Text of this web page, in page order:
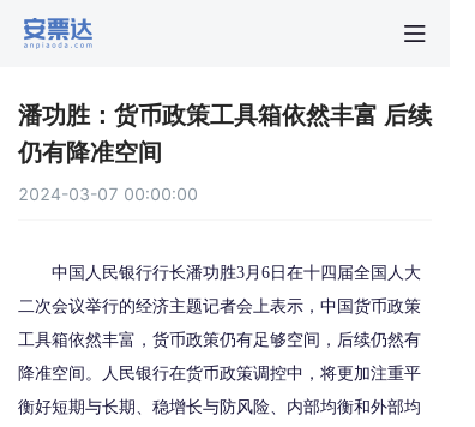
潘功胜：货币政策工具箱依然丰富 后续
仍有降准空间
2024-03-07 00:00:00
中国人民银行行长潘功胜3月6日在十四届全国人大
二次会议举行的经济主题记者会上表示，中国货币政策
工具箱依然丰富，货币政策仍有足够空间，后续仍然有
降准空间。人民银行在货币政策调控中，将更加注重平
衡好短期与长期、稳增长与防风险、内部均衡和外部均